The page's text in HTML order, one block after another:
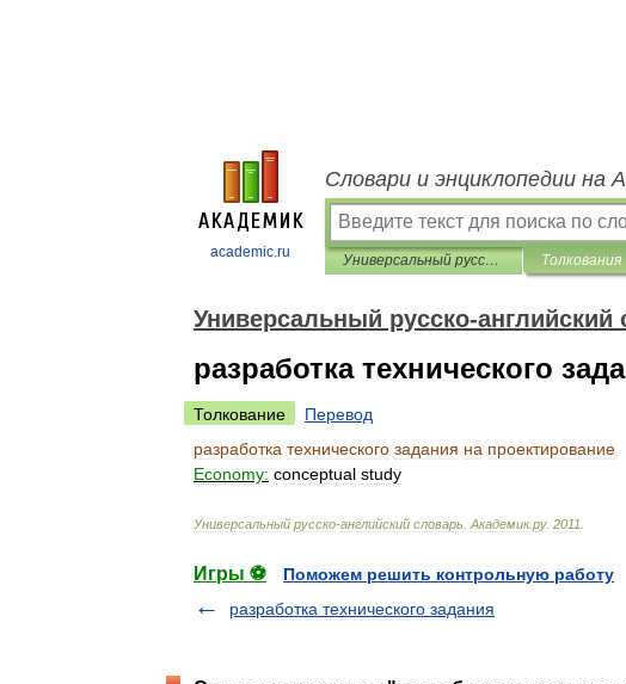
academic.ru
Словари и энциклопедии на
Универсальный русско-английский словарь Толкования
Универсальный русско-английский
разработка технического
Толкование
Перевод
разработка технического задания на проектирование
Economy: conceptual study
Универсальный русско-английский словарь Академик.ру. 2011
Игры ⚽
Поможем решить контрольную работу
разработка технического задания